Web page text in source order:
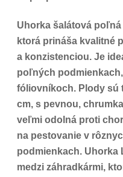
Uhorka šalátová
ktorá prináša kvalitné
a konzistenciou. Je
poľných
fóliovníkoch. Plody sú
cm, s pevnou,
veľmi odolná proti
na pestovanie v
podmienkach. Uhorka
medzi záhradkármi,